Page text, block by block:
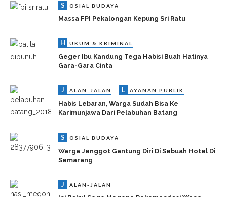
S OSIAL BUDAYA
Massa FPI Pekalongan Kepung Sri Ratu
H UKUM & KRIMINAL
Geger Ibu Kandung Tega Habisi Buah Hatinya
Gara-Gara Cinta
J ALAN-JALAN L AYANAN PUBLIK
Habis Lebaran, Warga Sudah Bisa Ke
Karimunjawa Dari Pelabuhan Batang
S OSIAL BUDAYA
Warga Jenggot Gantung Diri Di Sebuah Hotel Di
Semarang
J ALAN-JALAN